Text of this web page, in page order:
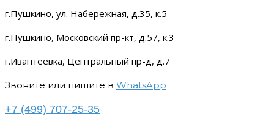
г.Пушкино, ул. Набережная, д.35, к.5
г.Пушкино, Московский пр-кт, д.57, к.3
г.Ивантеевка, Центральный пр-д, д.7
Звоните или пишите в WhatsApp
+7 (499) 707-25-35